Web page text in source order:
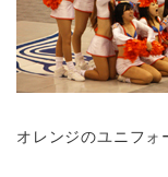
オレンジのユニフォ